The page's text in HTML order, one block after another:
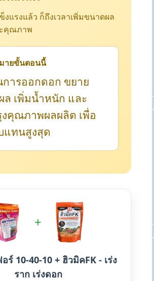
งแรงแล้ว ก็ถึงเวลาเพิ่มขนาดผล
คุณภาพ
มายขั้นตอนนี้
การออกดอก ขยาย
ล เพิ่มน้ำหนัก และ
งคุณภาพผลผลิต เพื่อ
แทนสูงสุด
+
ร์ 10-40-10 + ฮิวมิคFK - เร่ง
ราก เร่งดอก